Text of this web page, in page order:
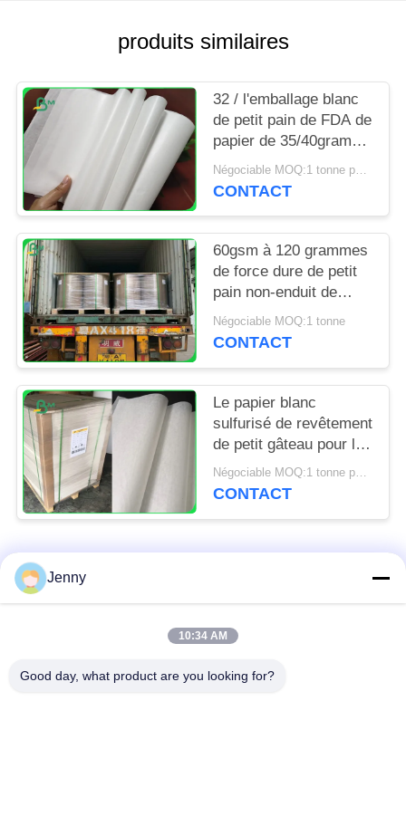
PRIVACY
POLICY
produits similaires
32 / l'emballage blanc
de petit pain de FDA de
papier de 35/40grams
MG emballage pour
emballer ébrèche
Négociable MOQ:1 tonne pour la taille spéciale
CONTACT
60gsm à 120 grammes
de force dure de petit
pain non-enduit de
papier d'emballage
blanchi pour le sac
Négociable MOQ:1 tonne
CONTACT
Le papier blanc
sulfurisé de revêtement
de petit gâteau pour la
cuisine de boulangerie
usine 31 - 38gsm
Négociable MOQ:1 tonne pour la taille commune et 10 tonnes pour la taille spéciale
CONTACT
Catégories populaires
petit pain brun de
Jenny
10:34 AM
Good day, what product are you looking for?